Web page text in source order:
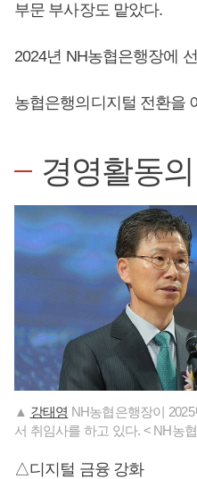
부문 부사장도 맡았다.
2024년 NH농협은행장에
농협은행의디지털 전환을
경영활동
▲ 강태영 NH농협은행장이
서 취임사를 하고 있다. < NH농
△디지털 금융 강화